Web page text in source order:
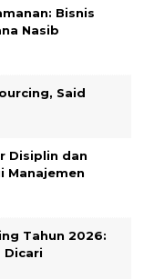
Bisnis
Nasib
Said
Disiplin dan
Manajemen
Tahun 2026:
Dicari